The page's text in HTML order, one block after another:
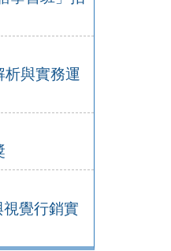
析與實務運
覺行銷實